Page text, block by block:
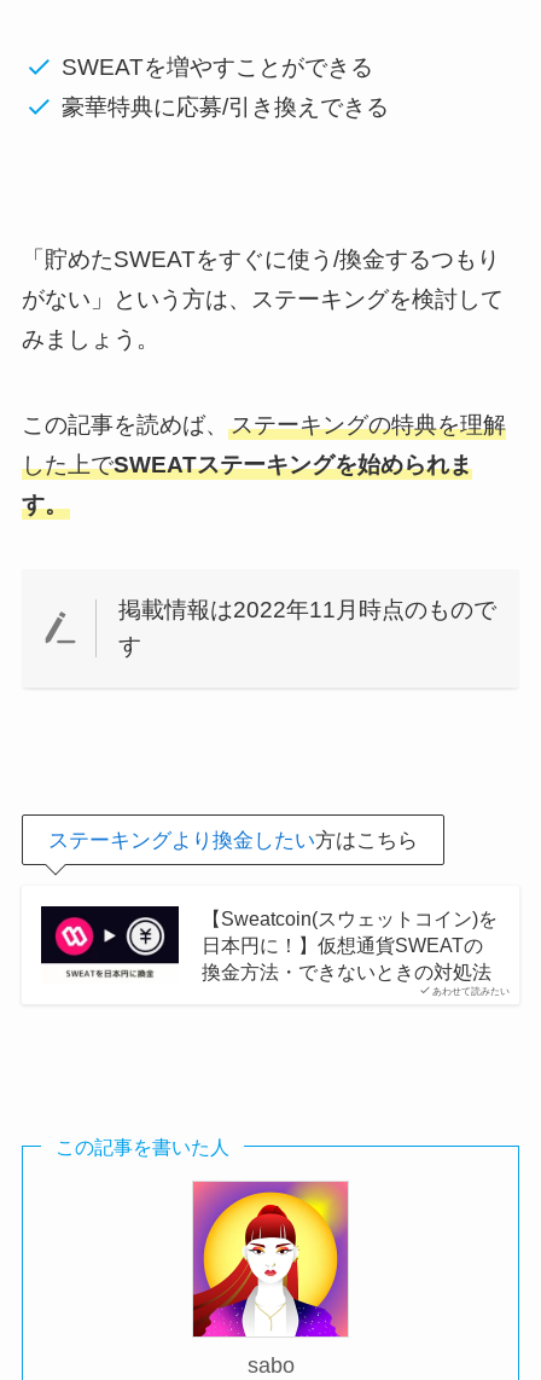
SWEATを増やすことができる
豪華特典に応募/引き換えできる
「貯めたSWEATをすぐに使う/換金するつもり
がない」という方は、ステーキングを検討して
みましょう。
この記事を読めば、 ステーキングの特典を理解
した上でSWEATステーキングを始められま
す。
掲載情報は2022年11月時点のもので
す
ステーキングより換金したい方はこちら
あわせて読みたい
【Sweatcoin(スウェットコイン)を
日本円に！】仮想通貨SWEATの
換金方法・できないときの対処法
この記事を書いた人
sabo